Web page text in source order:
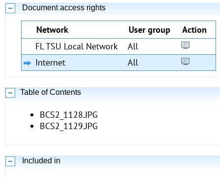
Document access rights
Network User group
Action
FL TSU Local Network
All
Internet
All
Table of Contents
BCS2_1128.JPG
BCS2_1129.JPG
Included in